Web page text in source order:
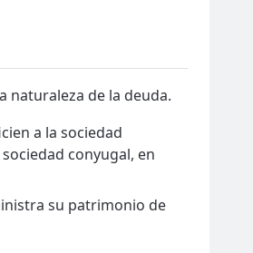
naturaleza de la deuda.
a la sociedad
conyugal, en
su patrimonio de